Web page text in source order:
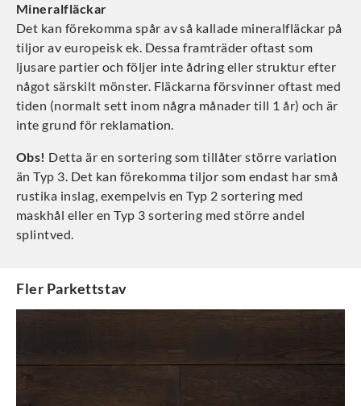
Mineralfläckar
Det kan förekomma spår av så kallade mineralfläckar på
tiljor av europeisk ek. Dessa framträder oftast som
ljusare partier och följer inte ådring eller struktur efter
något särskilt mönster. Fläckarna försvinner oftast med
tiden (normalt sett inom några månader till 1 år) och är
inte grund för reklamation.
Obs! Detta är en sortering som tillåter större variation
än Typ 3. Det kan förekomma tiljor som endast har små
rustika inslag, exempelvis en Typ 2 sortering med
maskhål eller en Typ 3 sortering med större andel
splintved.
Fler Parkettstav